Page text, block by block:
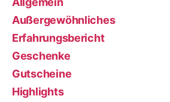
Außergewöhnliches
Erfahrungsbericht
Geschenke
Gutscheine
Highlights